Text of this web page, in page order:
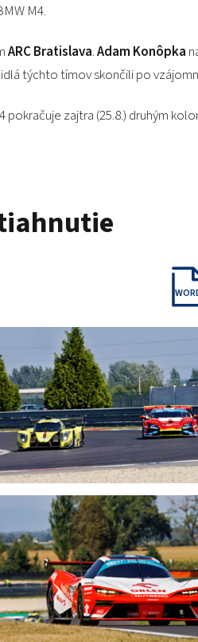
M4.
ARC Bratislava.Adam Konôpka
týchto tímov skončili po
pokračuje zajtra (25.8.) druhým